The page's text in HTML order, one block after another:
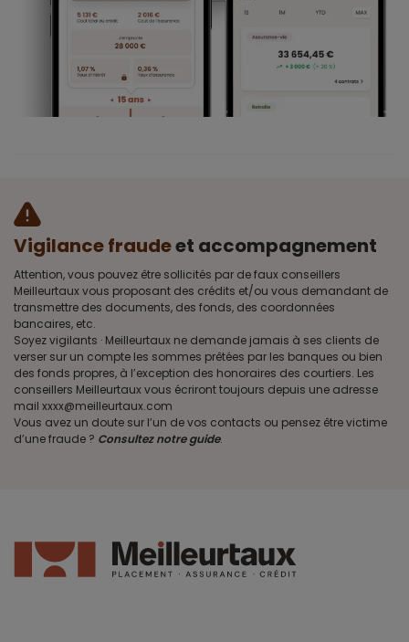
Vigilance fraudeet accompagnement
Attention, vous pouvez être sollicités par de faux conseillers
Meilleurtaux vous proposant des crédits et/ou vous demandant de
transmettre des documents, des fonds, des coordonnées
bancaires, etc.
Soyez vigilants · Meilleurtaux ne demande jamais à ses clients de
verser sur un compte les sommes prêtées par les banques ou bien
des fonds propres, à l’exception des honoraires des courtiers. Les
conseillers Meilleurtaux vous écriront toujours depuis une adresse
mail xxxx@meilleurtaux.com
Vous avez un doute sur l’un de vos contacts ou pensez être victime
d’une fraude ? Consultez notre guide.